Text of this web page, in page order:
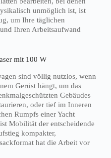
unmöglich ist, ist
um Ihre täglichen
Ihren Arbeitsaufwand
mit 100 W
sind völlig nutzlos, wenn
Gerüst hängt, um das
Gebäudes
oder tief im Inneren
Rumpfs einer Yacht
Mobilität der entscheidende
kompakter,
hat die Arbeit vor